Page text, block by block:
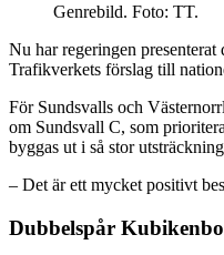
Genrebild. Foto: TT.
Nu har regeringen
Trafikverkets förslag till
För Sundsvalls och
om Sundsvall C, som
byggas ut i så stor
– Det är ett mycket positivt
Dubbelspår